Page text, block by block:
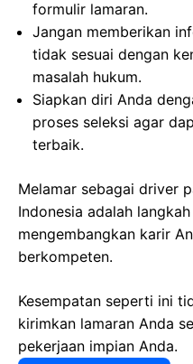
formulir lamaran.
Jangan memberikan
tidak sesuai dengan
masalah hukum.
Siapkan diri Anda
proses seleksi agar
terbaik.
Melamar sebagai driver
Indonesia adalah
mengembangkan karir
berkompeten.
Kesempatan seperti ini
kirimkan lamaran Anda
pekerjaan impian Anda.